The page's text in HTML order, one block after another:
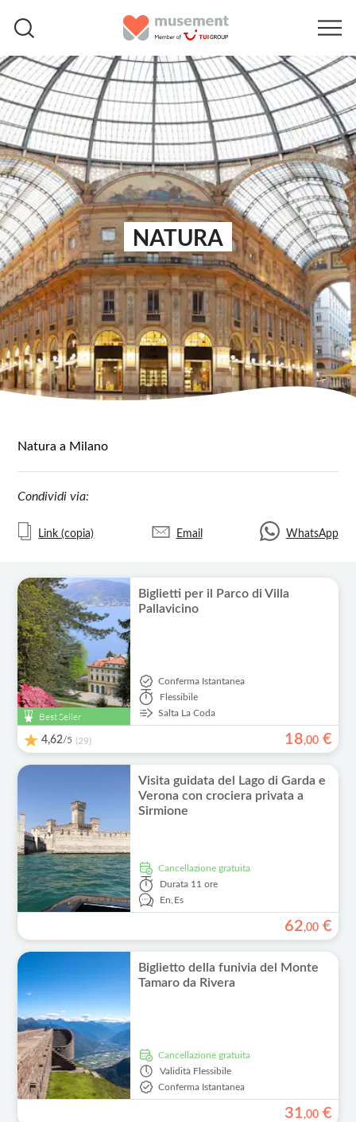
NATURA
Natura a Milano
Condividi via:
Link (copia) Email WhatsApp
Best Seller
Biglietti per il Parco di Villa
Pallavicino
Conferma Istantanea
Flessibile
Salta La Coda
4,62/5 (29) 18,00 €
Visita guidata del Lago di Garda e
Verona con crociera privata a
Sirmione
Cancellazione gratuita
Durata 11 ore
En,Es
62,00 €
Biglietto della funivia del Monte
Tamaro da Rivera
Cancellazione gratuita
Validità Flessibile
Conferma Istantanea
31,00 €